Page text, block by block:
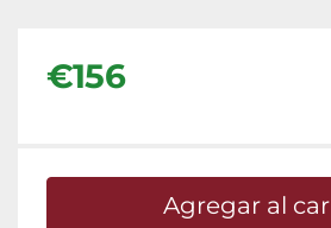
€156
Agregar al